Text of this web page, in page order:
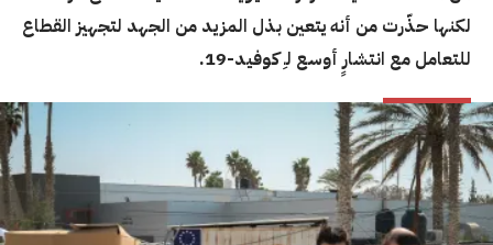
لكنها حذّرت من أنه يتعين بذل المزيد من الجهد لتجهيز القطاع
للتعامل مع انتشارٍ أوسع لـِ كوفيد-19.